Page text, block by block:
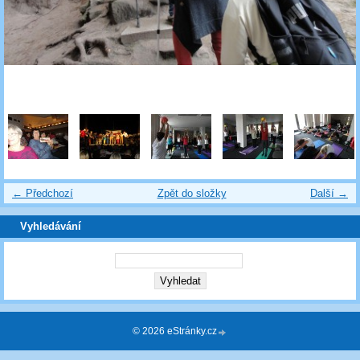
← Předchozí Další →
Zpět do složky
Vyhledávání
© 2026 eStránky.cz